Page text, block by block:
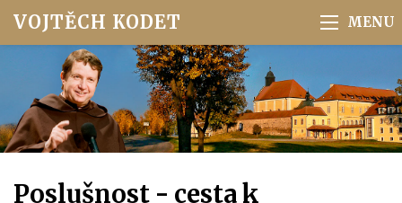
VOJTĚCH KODET
Poslušnost - cesta k